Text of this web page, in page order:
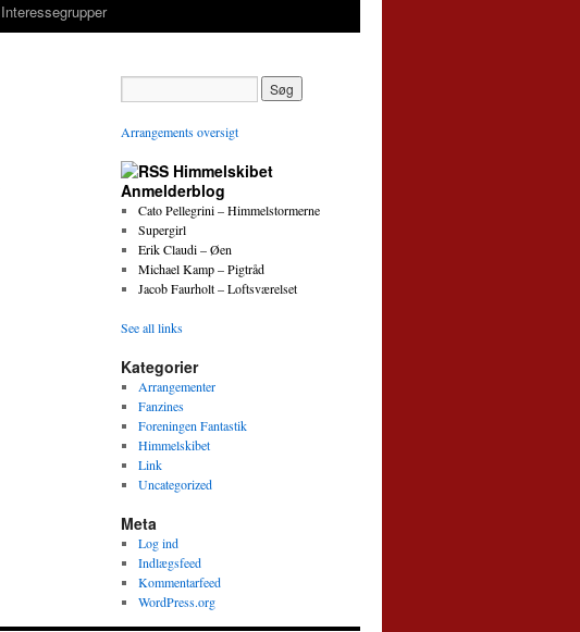
Interessegrupper
Arrangements oversigt
Himmelskibet
Anmelderblog
Cato Pellegrini – Himmelstormerne
Supergirl
Erik Claudi – Øen
Michael Kamp – Pigtråd
Jacob Faurholt – Loftsværelset
See all links
Kategorier
Arrangementer
Fanzines
Foreningen Fantastik
Himmelskibet
Link
Uncategorized
Meta
Log ind
Indlægsfeed
Kommentarfeed
WordPress.org